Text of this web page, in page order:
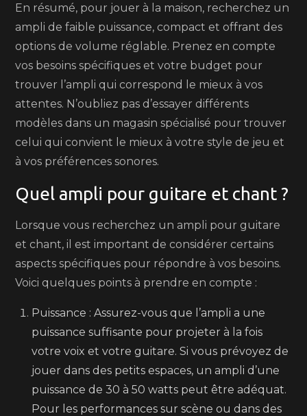
En résumé, pour jouer à la maison, recherchez un
ampli de faible puissance, compact et offrant des
options de volume réglable. Prenez en compte
vos besoins spécifiques et votre budget pour
trouver l’ampli qui correspond le mieux à vos
attentes. N’oubliez pas d’essayer différents
modèles dans un magasin spécialisé pour trouver
celui qui convient le mieux à votre style de jeu et
à vos préférences sonores.
Quel ampli pour guitare et chant ?
Lorsque vous recherchez un ampli pour guitare
et chant, il est important de considérer certains
aspects spécifiques pour répondre à vos besoins.
Voici quelques points à prendre en compte :
Puissance : Assurez-vous que l’ampli a une
puissance suffisante pour projeter à la fois
votre voix et votre guitare. Si vous prévoyez de
jouer dans des petits espaces, un ampli d’une
puissance de 30 à 50 watts peut être adéquat.
Pour les performances sur scène ou dans des